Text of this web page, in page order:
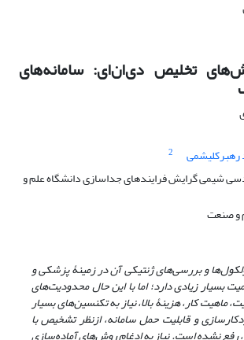
تخلیص دی‌ان‌ای: سامانه‌های
رهبرکلیشمی
2
شیمی گرایش فرایندهای جداسازی دانشگاه علم و
و صنعت
و بررسی‌های ژنتیکی آن در زمینۀ پزشکی و
بسیار زیادی دارد؛ اما با این حال محدودیت‌های
ماهیت کار، هزینۀ بالا، نیاز به تکنسین‌های بسیار
و قابلیت حمل سامانه، ازنظر تشخیص با